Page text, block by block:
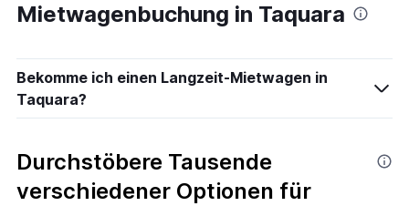
Mietwagenbuchung in Taquara
Bekomme ich einen Langzeit-Mietwagen in
Taquara?
Durchstöbere Tausende
verschiedener Optionen für